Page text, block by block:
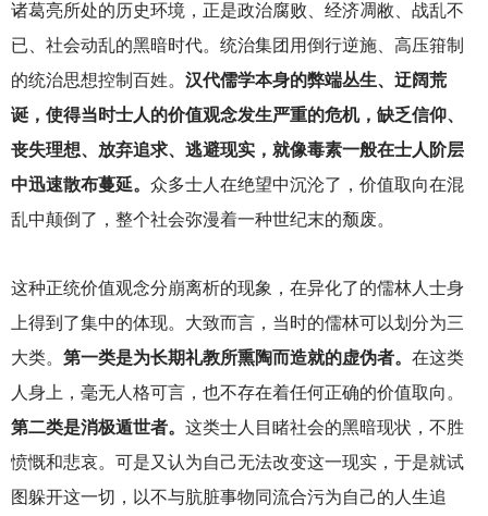
诸葛亮所处的历史环境，正是政治腐败、经济凋敝、战乱不
已、社会动乱的黑暗时代。统治集团用倒行逆施、高压箝制
的统治思想控制百姓。 汉代儒学本身的弊端丛生、迂阔荒
诞，使得当时士人的价值观念发生严重的危机，缺乏信仰、
丧失理想、放弃追求、逃避现实，就像毒素一般在士人阶层
中迅速散布蔓延。 众多士人在绝望中沉沦了，价值取向在混
乱中颠倒了，整个社会弥漫着一种世纪末的颓废。
这种正统价值观念分崩离析的现象，在异化了的儒林人士身
上得到了集中的体现。大致而言，当时的儒林可以划分为三
大类。 第一类是为长期礼教所熏陶而造就的虚伪者。 在这类
人身上，毫无人格可言，也不存在着任何正确的价值取向。
第二类是消极遁世者。 这类士人目睹社会的黑暗现状，不胜
愤慨和悲哀。可是又认为自己无法改变这一现实，于是就试
图躲开这一切，以不与肮脏事物同流合污为自己的人生追